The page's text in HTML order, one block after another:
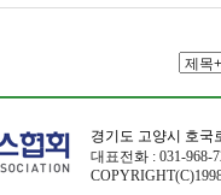
경기도 고양시 호국
대표전화 : 031-968-